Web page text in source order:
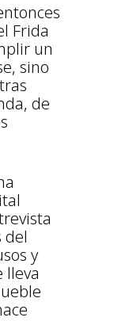
Frida
un
sino
de
del
y
lleva